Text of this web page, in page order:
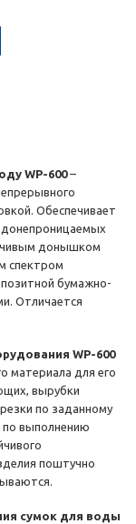
WP-600–
Обеспечивает
донышком
спектром
бумажно-
Отличается
WP-600
материала для его
вырубки
по заданному
выполнению
поштучно
сумок для воды